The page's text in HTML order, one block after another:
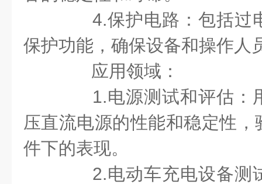
4.保护电路：包括过
保护功能，确保设备和操作人
应用领域：
1.电源测试和评估：
压直流电源的性能和稳定性
件下的表现。
2.电动车充电设备测